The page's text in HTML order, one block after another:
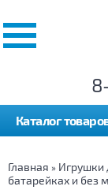
Каталог
Главная » Игрушки
батарейках и без